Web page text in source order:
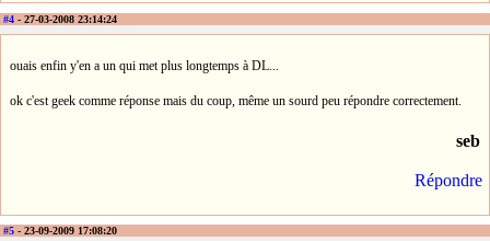
#4 - 27-03-2008 23:14:24
ouais enfin y'en a un qui met plus longtemps à DL...
ok c'est geek comme réponse mais du coup, même un sourd peu répondre correctement.
seb
Répondre
#5 - 23-09-2009 17:08:20